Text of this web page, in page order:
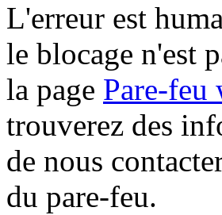
L'erreur est
le blocage n'est
la page Pare-feu
trouverez des
de nous
du pare-feu.